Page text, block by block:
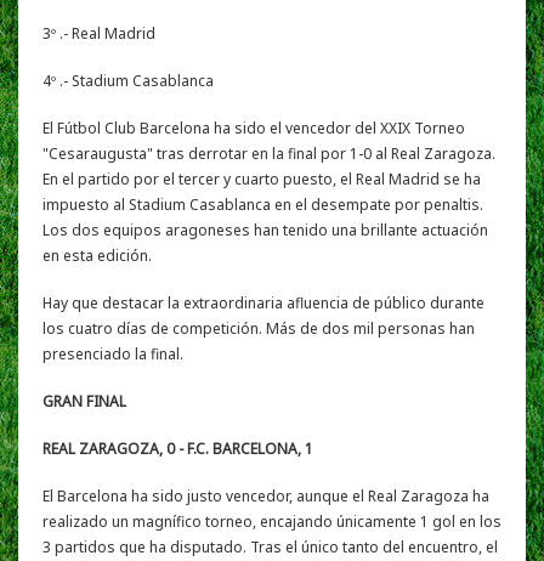
3º .- Real Madrid
4º .- Stadium Casablanca
El Fútbol Club Barcelona ha sido el vencedor del XXIX Torneo
"Cesaraugusta" tras derrotar en la final por 1-0 al Real Zaragoza.
En el partido por el tercer y cuarto puesto, el Real Madrid se ha
impuesto al Stadium Casablanca en el desempate por penaltis.
Los dos equipos aragoneses han tenido una brillante actuación
en esta edición.
Hay que destacar la extraordinaria afluencia de público durante
los cuatro días de competición. Más de dos mil personas han
presenciado la final.
GRAN FINAL
REAL ZARAGOZA, 0 - F.C. BARCELONA, 1
El Barcelona ha sido justo vencedor, aunque el Real Zaragoza ha
realizado un magnífico torneo, encajando únicamente 1 gol en los
3 partidos que ha disputado. Tras el único tanto del encuentro, el